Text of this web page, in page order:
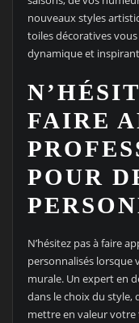
nouveaux styles
toiles décoratives
dynamique et
FAIRE
POUR
N’hésitez pas à faire
personnalisés lorsque
murale. Un expert en
dans le choix du style,
mettre en valeur votre